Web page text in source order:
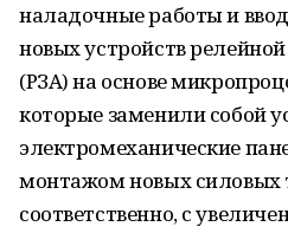
наладочные работы и
новых устройств
(РЗА) на основе
которые заменили собой
электромеханические
монтажом новых силовых
соответственно, с